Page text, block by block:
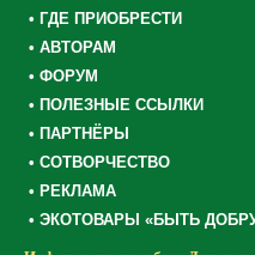
• ГДЕ ПРИОБРЕСТИ
• АВТОРАМ
• ФОРУМ
• ПОЛЕЗНЫЕ ССЫЛКИ
• ПАРТНЁРЫ
• СОТВОРЧЕСТВО
• РЕКЛАМА
• ЭКОТОВАРЫ «БЫТЬ